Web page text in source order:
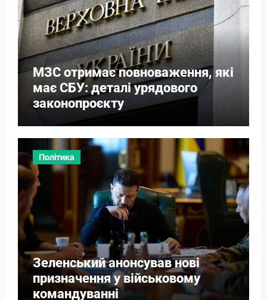
МЗС отримає повноваження, які
має СБУ: деталі урядового
законопроєкту
Політика
Зеленський анонсував нові
призначення у військовому
командуванні